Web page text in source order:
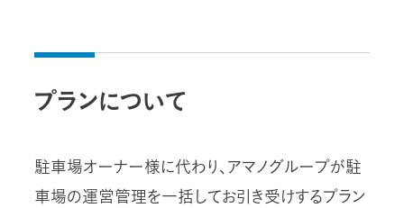
プランについて
駐車場オーナー様に代わり、アマノグループが駐
車場の運営管理を一括してお引き受けするプラン